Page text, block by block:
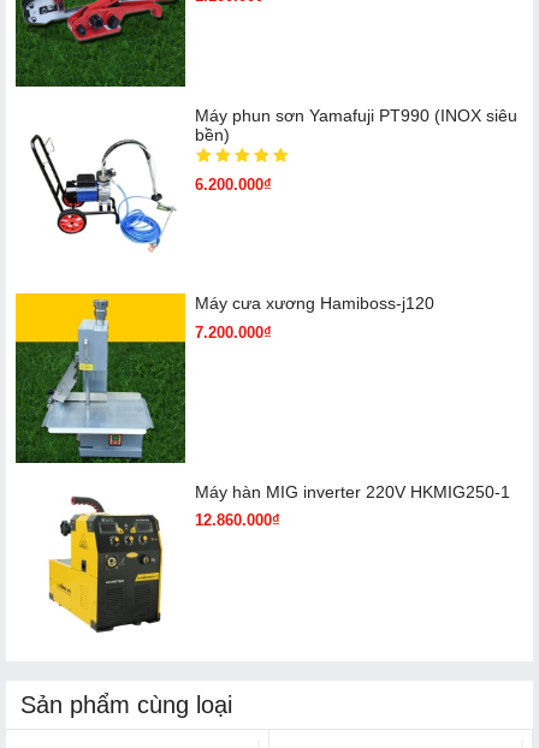
Máy phun sơn Yamafuji PT990 (INOX siêu
bền)
6.200.000₫
Máy cưa xương Hamiboss-j120
7.200.000₫
Máy hàn MIG inverter 220V HKMIG250-1
12.860.000₫
Sản phẩm cùng loại